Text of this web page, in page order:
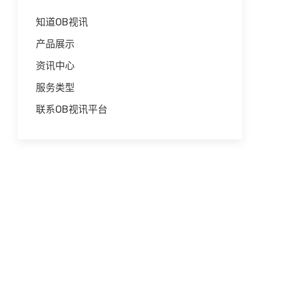
知道OB视讯
产品展示
资讯中心
服务类型
联系OB视讯平台